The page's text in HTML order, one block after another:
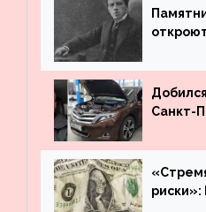
Санкт-
машину
риски»: